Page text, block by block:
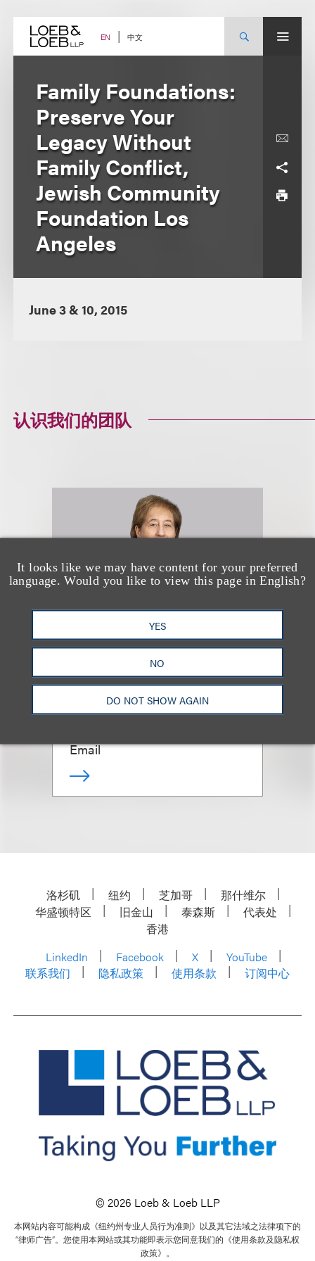
content EN 中文
It looks like we may have content for your preferred
language. Would you like to view this page in English?
YES
NO
DO NOT SHOW AGAIN
Family Foundations:
Preserve Your
Legacy Without
Family Conflict,
Jewish Community
Foundation Los
Angeles
June 3 & 10, 2015
认识我们的团队
Leah M. Bishop
合伙人
Email
洛杉矶 纽约 芝加哥
那什维尔
华盛顿特区
旧金山 泰森斯
代表处
香港
LinkedIn
Facebook X
YouTube
联系我们
隐私政策 使用条款 订阅中心
© 2026 Loeb & Loeb LLP
本网站内容可能构成《纽约州专业人员行为准则》以及其它法域之法律项下的
“律师广告”。您使用本网站或其功能即表示您同意我们的《使用条款及隐私权
政策》。